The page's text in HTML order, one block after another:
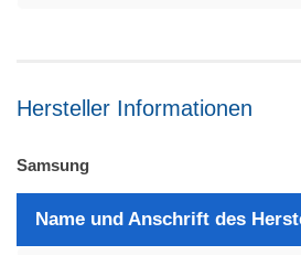
Hersteller Informationen
Samsung
Name und Anschrift des